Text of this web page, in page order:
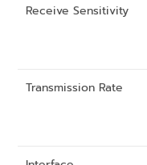
Receive Sensitivity
Transmission Rate